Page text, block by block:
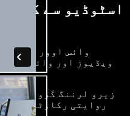
وائس اوور
ویڈیوز اور وائس
زیرو لرننگ کَرو اور
روایتی رکاوٹیں توڑ